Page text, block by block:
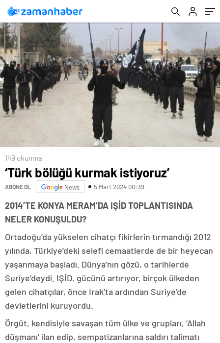
149 okunma
‘Türk bölüğü kurmak istiyoruz’
ABONE OL News 5 Mart 2024 00:39
2014’TE KONYA MERAM’DA IŞİD TOPLANTISINDA
NELER KONUŞULDU?
Ortadoğu’da yükselen cihatçı fikirlerin tırmandığı 2012
yılında, Türkiye’deki selefi cemaatlerde de bir heyecan
yaşanmaya başladı. Dünya’nın gözü, o tarihlerde
Suriye’deydi. IŞİD, gücünü artırıyor, birçok ülkeden
gelen cihatçılar, önce Irak’ta ardından Suriye’de
devletlerini kuruyordu.
Örgüt, kendisiyle savaşan tüm ülke ve grupları, ‘Allah
düşmanı’ ilan edip, sempatizanlarına saldırı talimatı